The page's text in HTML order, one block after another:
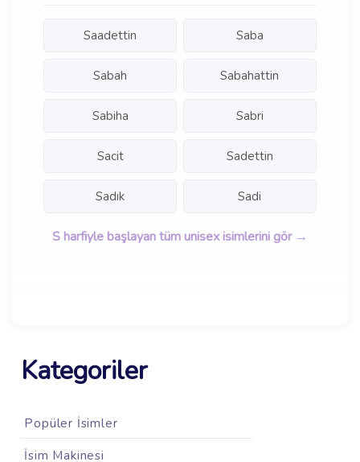
Saadettin Saba
Sabah Sabahattin
Sabiha Sabri
Sacit Sadettin
Sadık Sadi
S harfiyle başlayan tüm unisex isimlerini gör →
Kategoriler
Popüler İsimler
İsim Makinesi